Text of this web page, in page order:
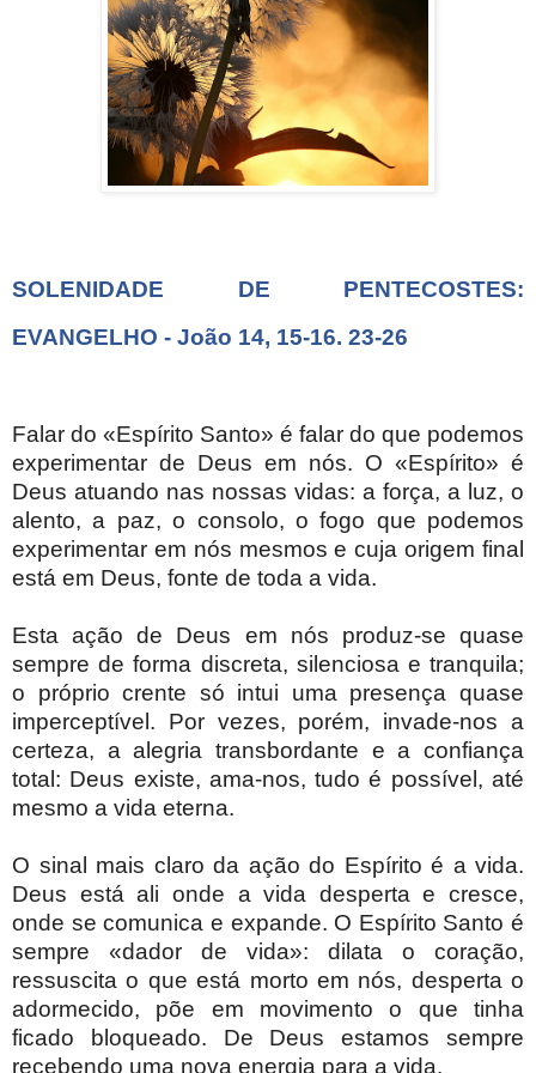
SOLENIDADE DE PENTECOSTES:
EVANGELHO - João 14, 15-16. 23-26
Falar do «Espírito Santo» é falar do que podemos
experimentar de Deus em nós. O «Espírito» é
Deus atuando nas nossas vidas: a força, a luz, o
alento, a paz, o consolo, o fogo que podemos
experimentar em nós mesmos e cuja origem final
está em Deus, fonte de toda a vida.
Esta ação de Deus em nós produz-se quase
sempre de forma discreta, silenciosa e tranquila;
o próprio crente só intui uma presença quase
imperceptível. Por vezes, porém, invade-nos a
certeza, a alegria transbordante e a confiança
total: Deus existe, ama-nos, tudo é possível, até
mesmo a vida eterna.
O sinal mais claro da ação do Espírito é a vida.
Deus está ali onde a vida desperta e cresce,
onde se comunica e expande. O Espírito Santo é
sempre «dador de vida»: dilata o coração,
ressuscita o que está morto em nós, desperta o
adormecido, põe em movimento o que tinha
ficado bloqueado. De Deus estamos sempre
recebendo uma nova energia para a vida.